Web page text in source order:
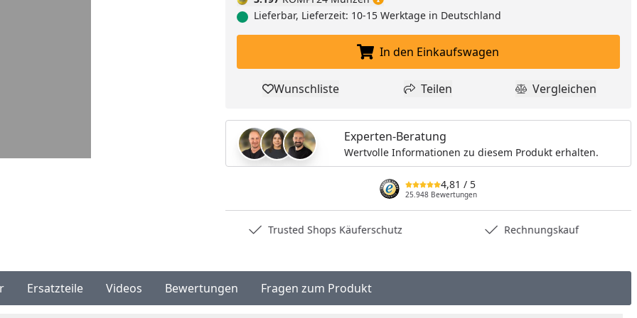
Lieferbar, Lieferzeit: 10-15 Werktage in Deutschland
In den Einkaufswagen legen
In den Einkaufswagen
Produkt zur Wunschliste hinzufügen
Wunschliste Teilen
Teilen Produkt
Vergleichen
Experten-Beratung
Wertvolle Informationen zu diesem Produkt erhalten.
4,81 / 5
25.948 Bewertungen
Trusted Shops Käuferschutz Rechnungskauf
Ersatzteile Videos Bewertungen Fragen zum Produkt